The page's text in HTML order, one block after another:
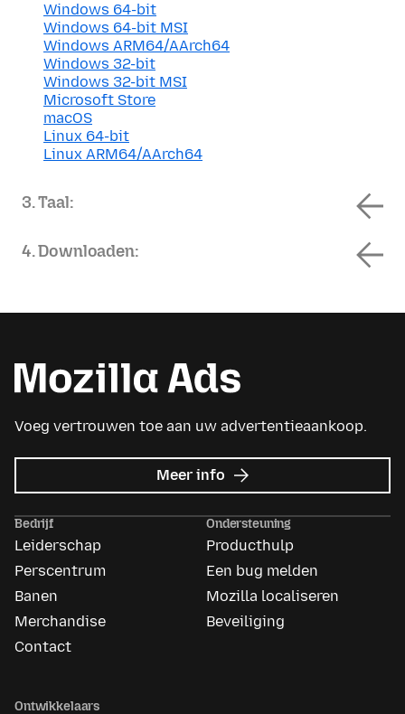
Windows 64-bit
Windows 64-bit MSI
Windows ARM64/AArch64
Windows 32-bit
Windows 32-bit MSI
Microsoft Store
macOS
Linux 64-bit
Linux ARM64/AArch64
3. Taal:
4. Downloaden:
Voeg vertrouwen toe aan uw advertentieaankoop.
Meer info over
Mozilla
Bedrijf
Leiderschap
Perscentrum
Banen
Merchandise
Contact
Ondersteuning
Producthulp
Een bug melden
Mozilla localiseren
Beveiliging
Ontwikkelaars